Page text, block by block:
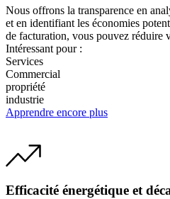
Nous offrons la transparence en
et en identifiant les économies
de facturation, vous pouvez réduire
Intéressant pour :
Services
Commercial
propriété
industrie
Apprendre encore plus
Efficacité énergétique et